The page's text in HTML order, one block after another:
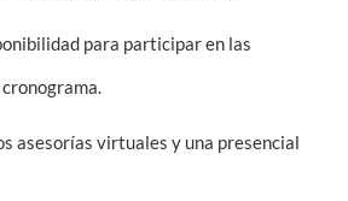
para participar en las
asesorías virtuales y una presencial